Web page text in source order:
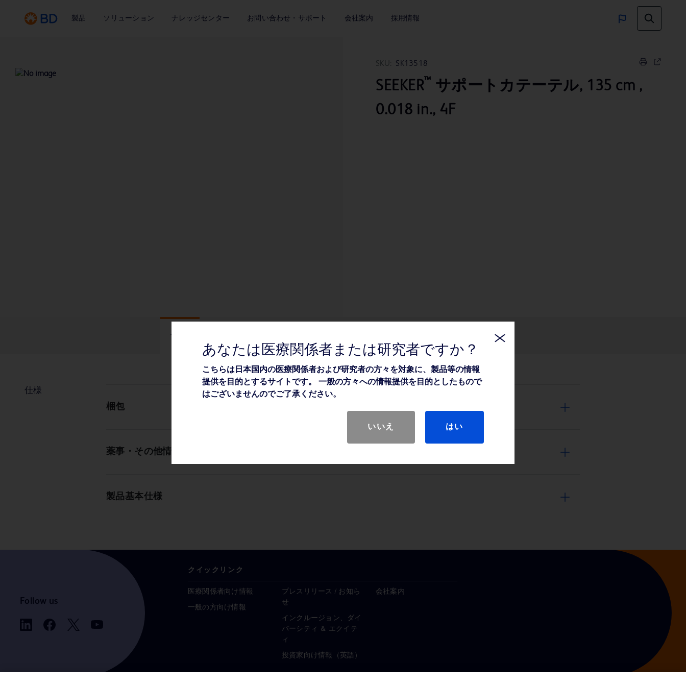
製品 ソリューション ナレッジセンター お問い合わせ・サポート 会社案内 採用情報
SKU: SK13518
SEEKER™ サポートカテーテル, 135 cm ,
0.018 in., 4F
仕様 関連情報
仕様
梱包
薬事・その他情報
製品基本仕様
Follow us
クイックリンク
医療関係者向け情報
一般の方向け情報
プレスリリース / お知ら
せ
インクルージョン、ダイ
バーシティ ＆ エクイテ
ィ
投資家向け情報（英語）
会社案内
あなたは医療関係者または研究者ですか？
こちらは日本国内の医療関係者および研究者の方々を対象に、製品等の情報
提供を目的とするサイトです。 一般の方々への情報提供を目的としたもので
はございませんのでご了承ください。
いいえ はい